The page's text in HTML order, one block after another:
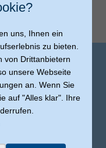
uns, Ihnen ein
zu bieten.
von Drittanbietern
unsere Webseite
an. Wenn Sie
auf "Alles klar". Ihre